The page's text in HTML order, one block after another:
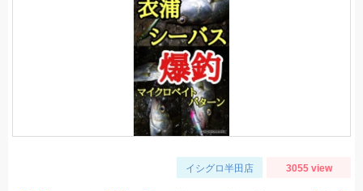
イシグロ半田店 3055 view